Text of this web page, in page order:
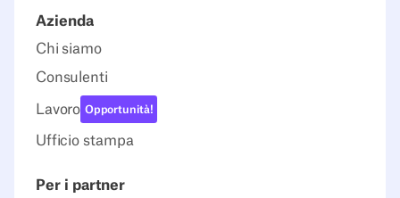
Azienda
Chi siamo
Consulenti
Lavoro Opportunità!
Ufficio stampa
Per i partner